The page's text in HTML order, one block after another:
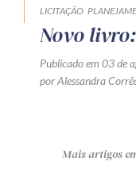
LICITAÇÃO
Novo
Publicado em 03 de
por Alessandra
Mais artigos